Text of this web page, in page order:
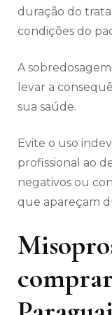
duração do
condições do
A
levar a
sua saúde.
Evite o uso
profissional ao
negativos ou
​​que apareçam